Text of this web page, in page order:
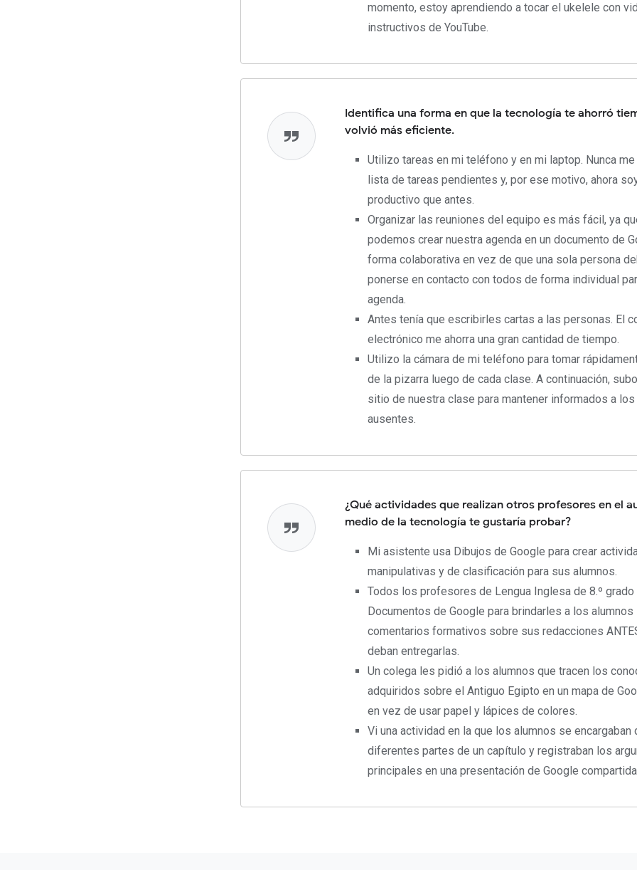
momento, estoy aprendiendo a tocar el ukelele con
instructivos de YouTube.
Identifica una forma en que la tecnología te ahorró
volvió más eficiente.
Utilizo tareas en mi teléfono y en mi laptop. Nunca
lista de tareas pendientes y, por ese motivo, ahora
productivo que antes.
Organizar las reuniones del equipo es más fácil, ya
podemos crear nuestra agenda en un documento de
forma colaborativa en vez de que una sola persona
ponerse en contacto con todos de forma individual
agenda.
Antes tenía que escribirles cartas a las personas. El
electrónico me ahorra una gran cantidad de tiempo.
Utilizo la cámara de mi teléfono para tomar
de la pizarra luego de cada clase. A continuación,
sitio de nuestra clase para mantener informados a los
ausentes.
¿Qué actividades que realizan otros profesores en el
medio de la tecnología te gustaría probar?
Mi asistente usa Dibujos de Google para crear
manipulativas y de clasificación para sus alumnos.
Todos los profesores de Lengua Inglesa de 8.º grado
Documentos de Google para brindarles a los alumnos
comentarios formativos sobre sus redacciones
deban entregarlas.
Un colega les pidió a los alumnos que tracen los
adquiridos sobre el Antiguo Egipto en un mapa de
en vez de usar papel y lápices de colores.
Vi una actividad en la que los alumnos se encargaban
diferentes partes de un capítulo y registraban los
principales en una presentación de Google